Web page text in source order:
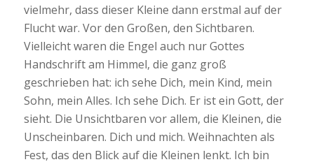
vielmehr, dass dieser Kleine dann erstmal auf der
Flucht war. Vor den Großen, den Sichtbaren.
Vielleicht waren die Engel auch nur Gottes
Handschrift am Himmel, die ganz groß
geschrieben hat: ich sehe Dich, mein Kind, mein
Sohn, mein Alles. Ich sehe Dich. Er ist ein Gott, der
sieht. Die Unsichtbaren vor allem, die Kleinen, die
Unscheinbaren. Dich und mich. Weihnachten als
Fest, das den Blick auf die Kleinen lenkt. Ich bin